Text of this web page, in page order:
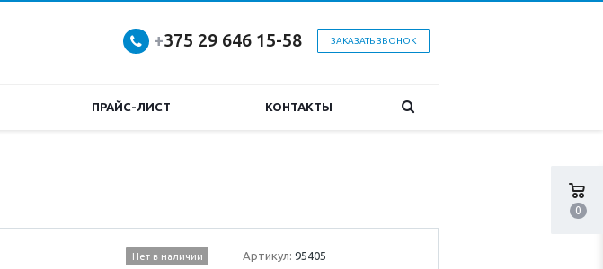
0
ЗАКАЗАТЬ ЗВОНОК
+375 29 646 15-58
ПРАЙС-ЛИСТ КОНТАКТЫ
Нет в наличии Артикул:95405